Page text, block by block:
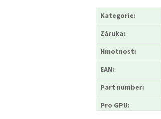
Kategorie:
Záruka:
Hmotnost:
EAN:
Part number:
Pro GPU: